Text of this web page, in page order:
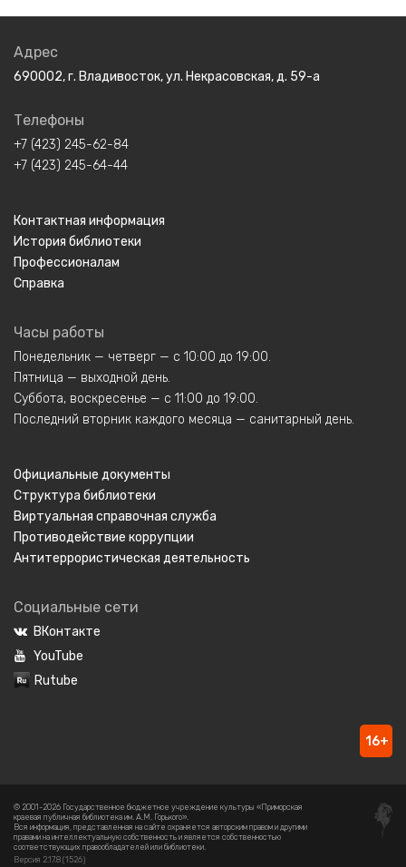
Адрес
690002, г. Владивосток, ул. Некрасовская, д. 59-а
Телефоны
+7 (423) 245-62-84
+7 (423) 245-64-44
Контактная информация
История библиотеки
Профессионалам
Справка
Часы работы
Понедельник — четверг — с 10:00 до 19:00.
Пятница — выходной день.
Суббота, воскресенье — с 11:00 до 19:00.
Последний вторник каждого месяца — санитарный день.
Официальные документы
Структура библиотеки
Виртуальная справочная служба
Противодействие коррупции
Антитеррористическая деятельность
Социальные сети
ВКонтакте
YouTube
Rutube
16+
© 2001-2026 Государственное бюджетное учреждение культуры «Приморская
краевая публичная библиотека им. А.М. Горького».
Вся информация, представленная на сайте охраняется авторским правом и другими
правами на интеллектуальную собственность и является собственностью
соответствующих правообладателей или библиотеки.
Версия 2.17.8 (1526)